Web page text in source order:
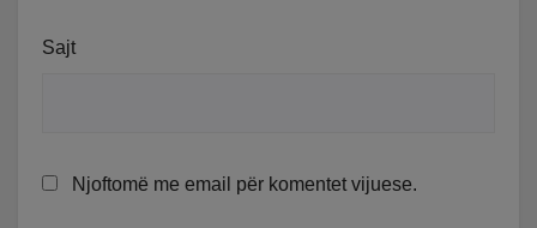
Sajt
Njoftomë me email për komentet vijuese.